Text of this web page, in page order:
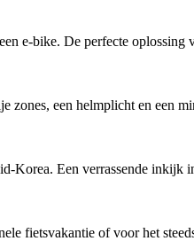
e-bike. De perfecte
een helmplicht en een
Korea. Een verrassende inkijk
fietsvakantie of voor het